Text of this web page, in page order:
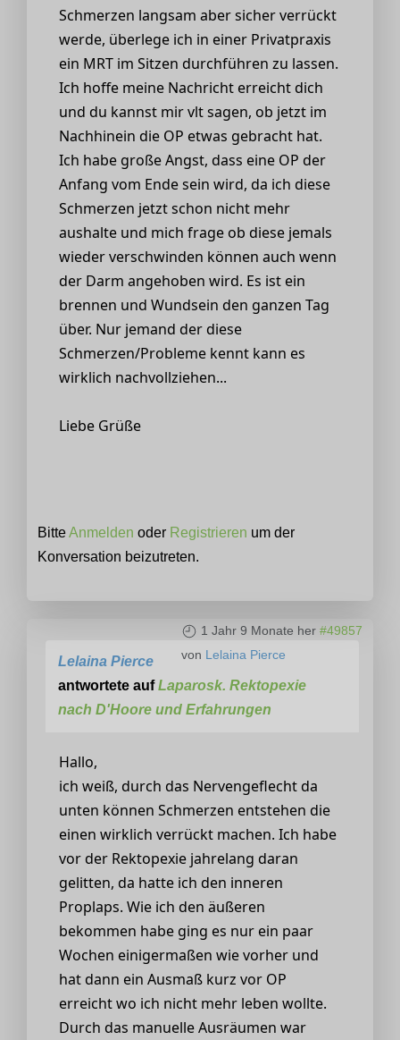
Schmerzen langsam aber sicher verrückt
werde, überlege ich in einer Privatpraxis
ein MRT im Sitzen durchführen zu lassen.
Ich hoffe meine Nachricht erreicht dich
und du kannst mir vlt sagen, ob jetzt im
Nachhinein die OP etwas gebracht hat.
Ich habe große Angst, dass eine OP der
Anfang vom Ende sein wird, da ich diese
Schmerzen jetzt schon nicht mehr
aushalte und mich frage ob diese jemals
wieder verschwinden können auch wenn
der Darm angehoben wird. Es ist ein
brennen und Wundsein den ganzen Tag
über. Nur jemand der diese
Schmerzen/Probleme kennt kann es
wirklich nachvollziehen...
Liebe Grüße
BitteAnmelden oder Registrieren um der
Konversation beizutreten.
1 Jahr 9 Monate her #49857
von Lelaina Pierce
Lelaina Pierce
antwortete aufLaparosk. Rektopexie
nach D'Hoore und Erfahrungen
Hallo,
ich weiß, durch das Nervengeflecht da
unten können Schmerzen entstehen die
einen wirklich verrückt machen. Ich habe
vor der Rektopexie jahrelang daran
gelitten, da hatte ich den inneren
Proplaps. Wie ich den äußeren
bekommen habe ging es nur ein paar
Wochen einigermaßen wie vorher und
hat dann ein Ausmaß kurz vor OP
erreicht wo ich nicht mehr leben wollte.
Durch das manuelle Ausräumen war